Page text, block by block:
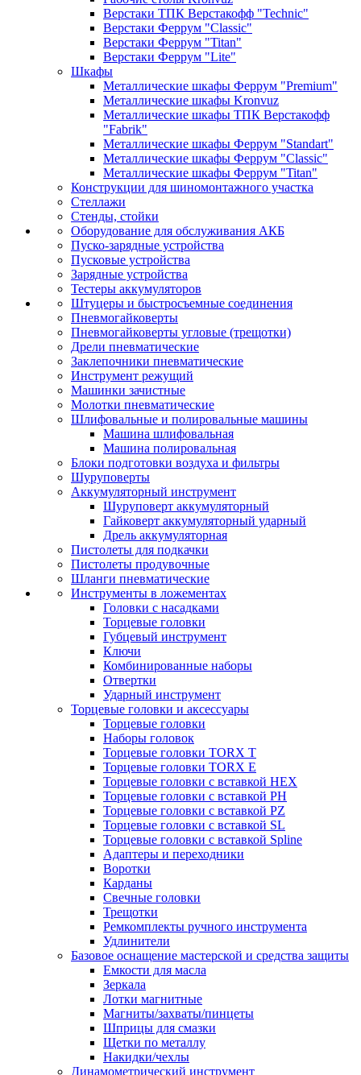
Верстаки ТПК Верстакофф "Technic"
Верстаки Феррум "Classic"
Верстаки Феррум "Titan"
Верстаки Феррум "Lite"
Шкафы
Металлические шкафы Феррум "Premium"
Металлические шкафы Kronvuz
Металлические шкафы ТПК Верстакофф
"Fabrik"
Металлические шкафы Феррум "Standart"
Металлические шкафы Феррум "Classic"
Металлические шкафы Феррум "Titan"
Конструкции для шиномонтажного участка
Стеллажи
Стенды, стойки
Оборудование для обслуживания АКБ
Пуско-зарядные устройства
Пусковые устройства
Зарядные устройства
Тестеры аккумуляторов
Штуцеры и быстросъемные соединения
Пневмогайковерты
Пневмогайковерты угловые (трещотки)
Дрели пневматические
Заклепочники пневматические
Инструмент режущий
Машинки зачистные
Молотки пневматические
Шлифовальные и полировальные машины
Машина шлифовальная
Машина полировальная
Блоки подготовки воздуха и фильтры
Шуруповерты
Аккумуляторный инструмент
Шуруповерт аккумуляторный
Гайковерт аккумуляторный ударный
Дрель аккумуляторная
Пистолеты для подкачки
Пистолеты продувочные
Шланги пневматические
Инструменты в ложементах
Головки с насадками
Торцевые головки
Губцевый инструмент
Ключи
Комбинированные наборы
Отвертки
Ударный инструмент
Торцевые головки и аксессуары
Торцевые головки
Наборы головок
Торцевые головки TORX T
Торцевые головки TORX Е
Торцевые головки с вставкой HEX
Торцевые головки с вставкой PH
Торцевые головки с вставкой PZ
Торцевые головки с вставкой SL
Торцевые головки с вставкой Spline
Адаптеры и переходники
Воротки
Карданы
Свечные головки
Трещотки
Ремкомплекты ручного инструмента
Удлинители
Базовое оснащение мастерской и средства защиты
Емкости для масла
Зеркала
Лотки магнитные
Магниты/захваты/пинцеты
Шприцы для смазки
Щетки по металлу
Накидки/чехлы
Динамометрический инструмент